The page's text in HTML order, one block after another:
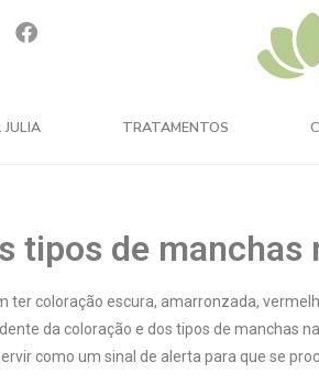
JULIA TRATAMENTOS
tipos de manchas
ter coloração escura, amarronzada,
da coloração e dos tipos de manchas
como um sinal de alerta para que se